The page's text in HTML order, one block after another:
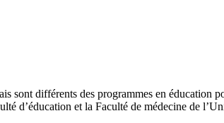
sont différents des programmes en éducation
d’éducation et la Faculté de médecine de